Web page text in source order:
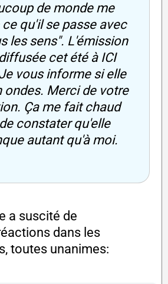
de monde me
qu'il se passe avec
les sens". L'émission
cet été à ICI
vous informe si elle
ondes. Merci de votre
Ça me fait chaud
constater qu'elle
autant qu'à moi.
a suscité de
dans les
toutes unanimes: